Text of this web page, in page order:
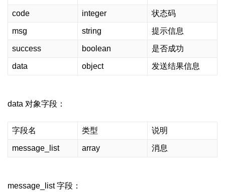
code integer 状态码
msg string 提示信息
success boolean 是否成功
data object 发送结果信息
data 对象字段：
字段名 类型 说明
message_list array 消息
message_list 字段：